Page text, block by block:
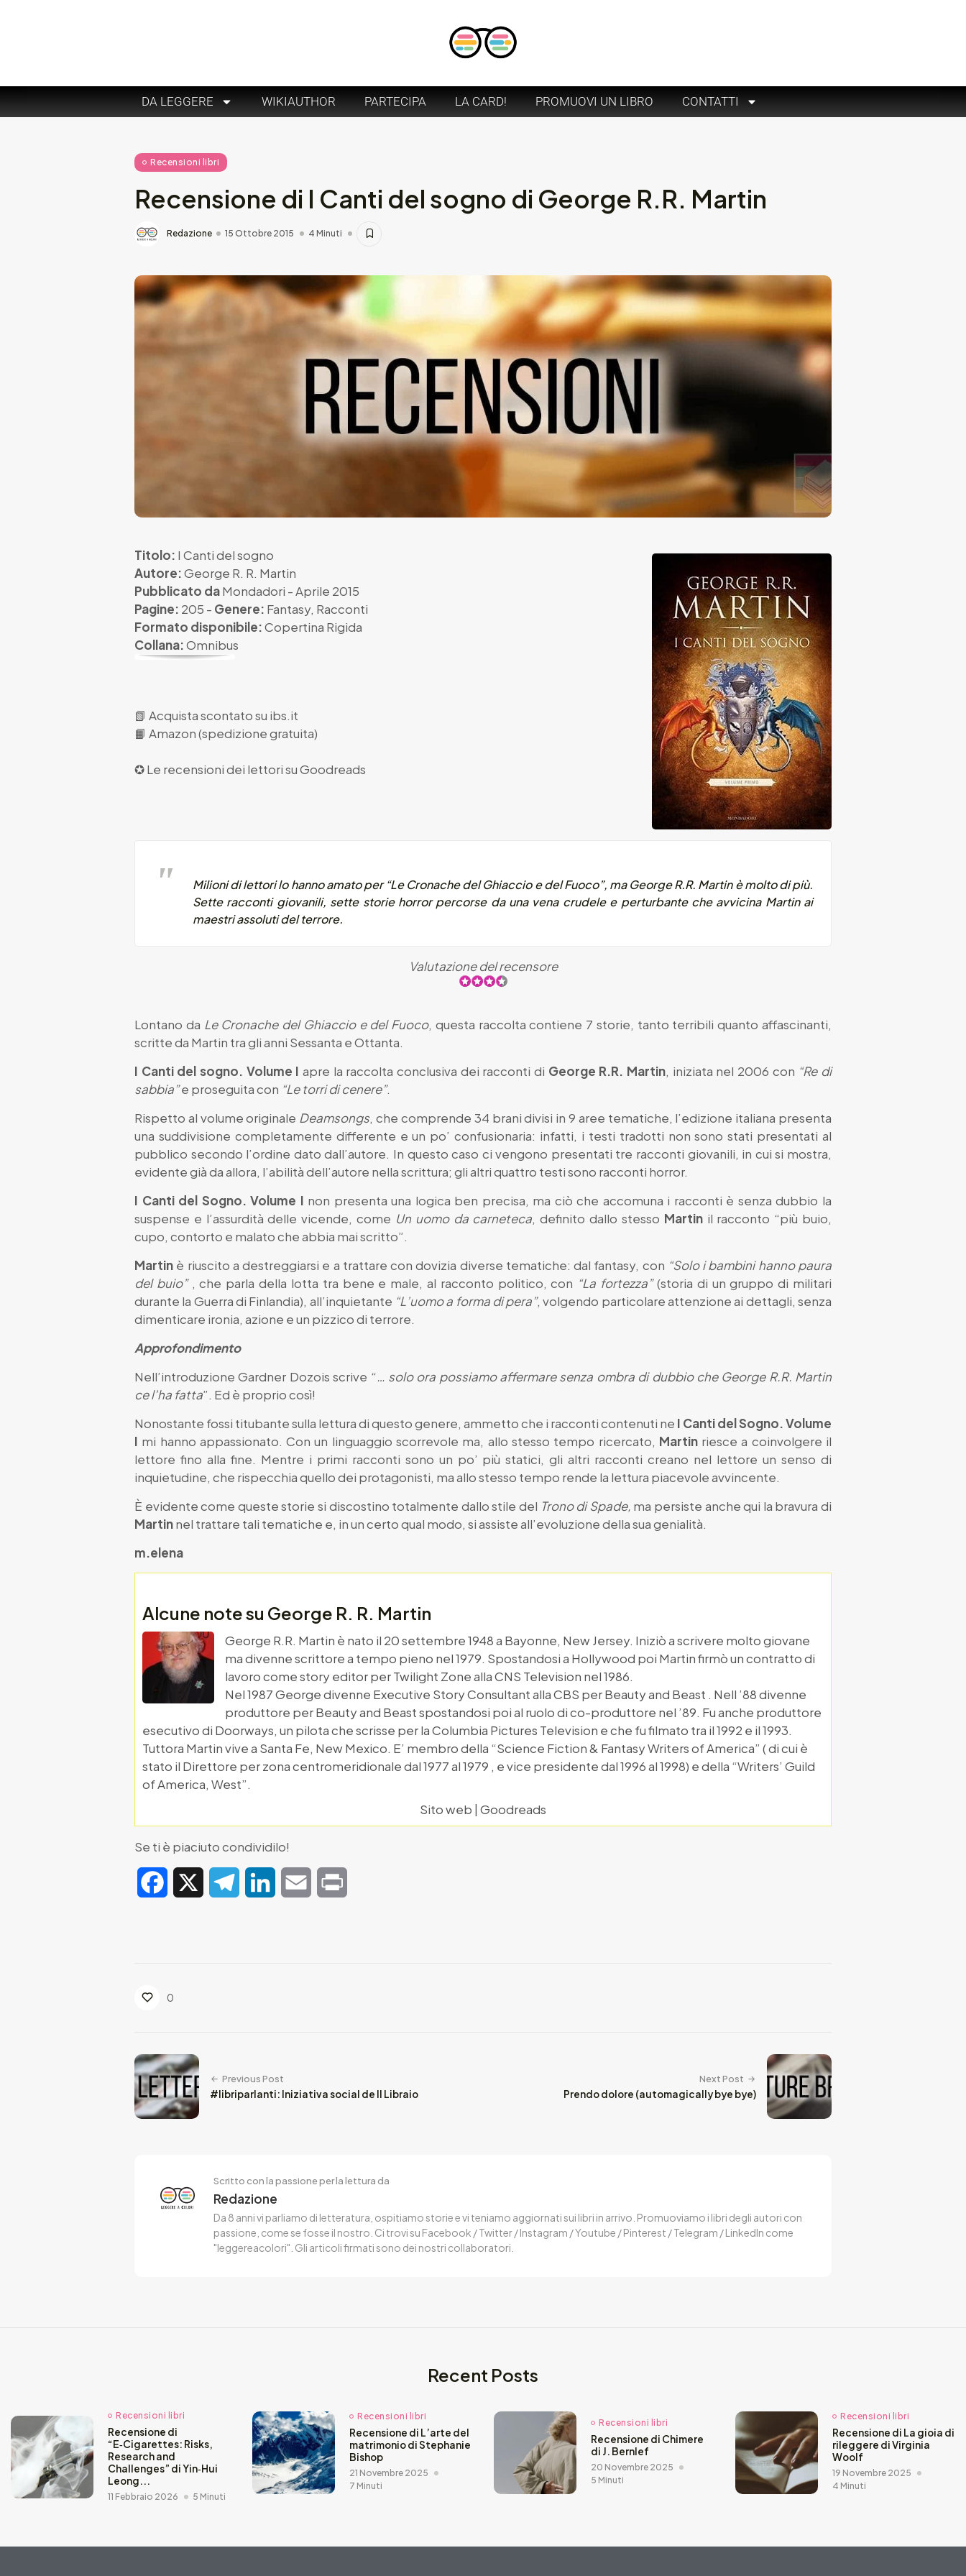
DA LEGGERE WIKIAUTHOR PARTECIPA LA CARD! PROMUOVI UN LIBRO CONTATTI
Recensioni libri
Recensione di I Canti del sogno di George R.R. Martin
Redazione 15 Ottobre 2015 4 Minuti
Titolo: I Canti del sogno
Autore:George R. R. Martin
Pubblicato daMondadori - Aprile 2015
Pagine: 205 - Genere: Fantasy, Racconti
Formato disponibile:Copertina Rigida
Collana:Omnibus
📗 Acquista scontato su ibs.it
📙 Amazon (spedizione gratuita)
✪ Le recensioni dei lettori suGoodreads
Milioni di lettori lo hanno amato per “Le Cronache del Ghiaccio e del Fuoco”, ma George R.R. Martin è molto di più.
Sette racconti giovanili, sette storie horror percorse da una vena crudele e perturbante che avvicina Martin ai
maestri assoluti del terrore.
Valutazione del recensore
Lontano da Le Cronache del Ghiaccio e del Fuoco, questa raccolta contiene 7 storie, tanto terribili quanto affascinanti,
scritte da Martin tra gli anni Sessanta e Ottanta.
I Canti del sogno. Volume I apre la raccolta conclusiva dei racconti di George R.R. Martin, iniziata nel 2006 con “Re di
sabbia”e proseguita con “Le torri di cenere”.
Rispetto al volume originale Deamsongs, che comprende 34 brani divisi in 9 aree tematiche, l’edizione italiana presenta
una suddivisione completamente differente e un po’ confusionaria: infatti, i testi tradotti non sono stati presentati al
pubblico secondo l’ordine dato dall’autore. In questo caso ci vengono presentati tre racconti giovanili, in cui si mostra,
evidente già da allora, l’abilità dell’autore nella scrittura; gli altri quattro testi sono racconti horror.
I Canti del Sogno. Volume I non presenta una logica ben precisa, ma ciò che accomuna i racconti è senza dubbio la
suspense e l’assurdità delle vicende, come Un uomo da carneteca, definito dallo stesso Martinil racconto “più buio,
cupo, contorto e malato che abbia mai scritto”.
Martin è riuscito a destreggiarsi e a trattare con dovizia diverse tematiche: dal fantasy, con “Solo i bambini hanno paura
del buio”, che parla della lotta tra bene e male, al racconto politico, con “La fortezza”(storia di un gruppo di militari
durante la Guerra di Finlandia), all’inquietante “L’uomo a forma di pera”, volgendo particolare attenzione ai dettagli, senza
dimenticare ironia, azione e un pizzico di terrore.
Approfondimento
Nell’introduzione Gardner Dozois scrive “… solo ora possiamo affermare senza ombra di dubbio che George R.R. Martin
ce l’ha fatta”. Ed è proprio così!
Nonostante fossi titubante sulla lettura di questo genere, ammetto che i racconti contenuti ne I Canti del Sogno. Volume
I mi hanno appassionato. Con un linguaggio scorrevole ma, allo stesso tempo ricercato, Martinriesce a coinvolgere il
lettore fino alla fine. Mentre i primi racconti sono un po’ più statici, gli altri racconti creano nel lettore un senso di
inquietudine, che rispecchia quello dei protagonisti, ma allo stesso tempo rende la lettura piacevole avvincente.
È evidente come queste storie si discostino totalmente dallo stile del Trono di Spade, ma persiste anche qui la bravura di
Martinnel trattare tali tematiche e, in un certo qual modo, si assiste all’evoluzione della sua genialità.
m.elena
Alcune note su George R. R. Martin
George R.R. Martin è nato il 20 settembre 1948 a Bayonne, New Jersey. Iniziò a scrivere molto giovane
ma divenne scrittore a tempo pieno nel 1979. Spostandosi a Hollywood poi Martin firmò un contratto di
lavoro come story editor per Twilight Zone alla CNS Television nel 1986.
Nel 1987 George divenne Executive Story Consultant alla CBS per Beauty and Beast . Nell ’88 divenne
produttore per Beauty and Beast spostandosi poi al ruolo di co-produttore nel ’89. Fu anche produttore
esecutivo di Doorways, un pilota che scrisse per la Columbia Pictures Television e che fu filmato tra il 1992 e il 1993.
Tuttora Martin vive a Santa Fe, New Mexico. E’ membro della “Science Fiction & Fantasy Writers of America” ( di cui è
stato il Direttore per zona centromeridionale dal 1977 al 1979 , e vice presidente dal 1996 al 1998) e della “Writers’ Guild
of America, West”.
Sito web | Goodreads
Se ti è piaciuto condividilo!
Facebook TelegramLinkedIn Email
0
Previous Post
#libriparlanti: Iniziativa social de Il Libraio
Next Post
Prendo dolore (automagically bye bye)
Scritto con la passione per la lettura da
Redazione
Da 8 anni vi parliamo di letteratura, ospitiamo storie e vi teniamo aggiornati sui libri in arrivo. Promuoviamo i libri degli autori con
passione, come se fosse il nostro. Ci trovi su Facebook / Twitter / Instagram / Youtube / Pinterest / Telegram / LinkedIn come
"leggereacolori". Gli articoli firmati sono dei nostri collaboratori.
Recent Posts
Recensioni libri
Recensione di
“E‑Cigarettes: Risks,
Research and
Challenges” di Yin‑Hui
Leong...
11 Febbraio 2026 5 Minuti
Recensioni libri
Recensione di L’arte del
matrimonio di Stephanie
Bishop
21 Novembre 2025
7 Minuti
Recensioni libri
Recensione di Chimere
di J. Bernlef
20 Novembre 2025
5 Minuti
Recensioni libri
Recensione di La gioia di
rileggere di Virginia
Woolf
19 Novembre 2025
4 Minuti